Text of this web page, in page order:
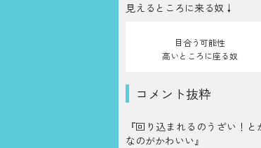
見えるところに来る奴↓
目合う可能性
高いところに座る奴
コメント抜粋
『回り込まれるのうざい！
なのがかわいい』